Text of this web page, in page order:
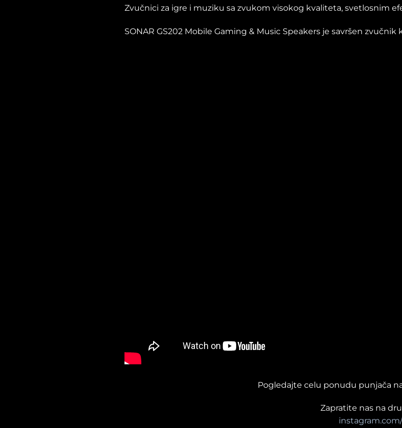
Zvučnici za igre i muziku sa zvukom visokog kvaliteta, svetlosnim
SONAR GS202 Mobile Gaming & Music Speakers je savršen
Pogledajte celu ponudu punjača
Zapratite nas na